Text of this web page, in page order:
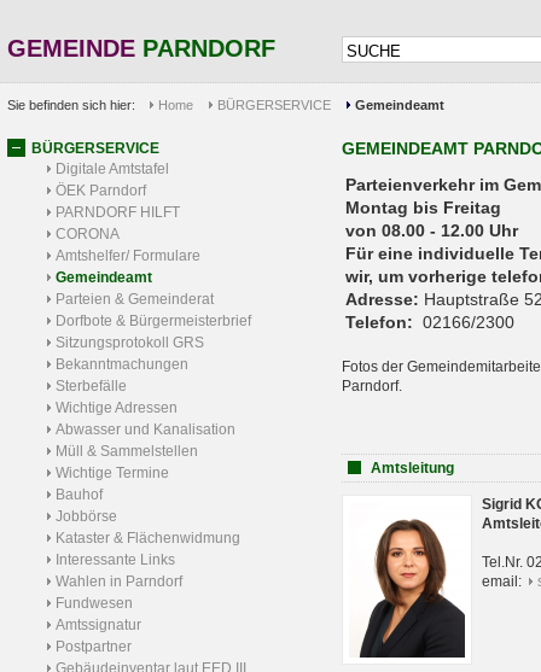
GEMEINDE PARNDORF
Sie befinden sich hier: Home BÜRGERSERVICE Gemeindeamt
BÜRGERSERVICE
Digitale Amtstafel
ÖEK Parndorf
PARNDORF HILFT
CORONA
Amtshelfer/ Formulare
Gemeindeamt
Parteien & Gemeinderat
Dorfbote & Bürgermeisterbrief
Sitzungsprotokoll GRS
Bekanntmachungen
Sterbefälle
Wichtige Adressen
Abwasser und Kanalisation
Müll & Sammelstellen
Wichtige Termine
Bauhof
Jobbörse
Kataster & Flächenwidmung
Interessante Links
Wahlen in Parndorf
Fundwesen
Amtssignatur
Postpartner
Gebäudeinventar laut EED III
GEMEINDEAMT
Parteienverkehr
Montag bis Freitag
von 08.00 - 12.00 Uhr
Für eine individuelle
wir, um vorherige
Adresse: Hauptstraße
Telefon: 02166/2300
Fotos der
Parndorf.
Amtsleitung
Sigrid
Tel.Nr.
email: